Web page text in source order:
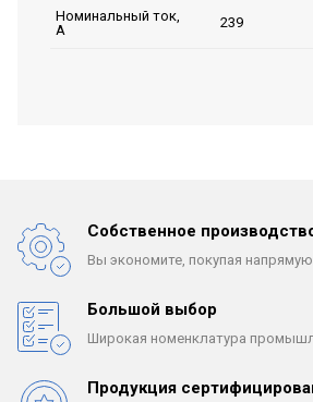
Номинальный ток,
А
239
Собственное
Вы экономите, покупая напрямую
Большой выбор
Широкая номенклатура
Продукция